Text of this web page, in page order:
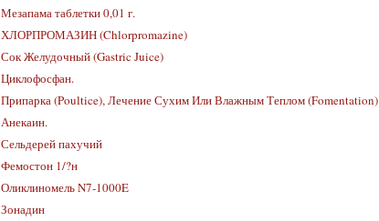
Мезапама таблетки 0,01 г.
ХЛОРПРОМАЗИН (Chlorpromazine)
Сок Желудочный (Gastric Juice)
Циклофосфан.
Припарка (Poultice), Лечение Сухим Или Влажным Теплом (Fomentation)
Анекаин.
Сельдерей пахучий
Фемостон 1/?н
Оликлиномель N7-1000E
Зонадин